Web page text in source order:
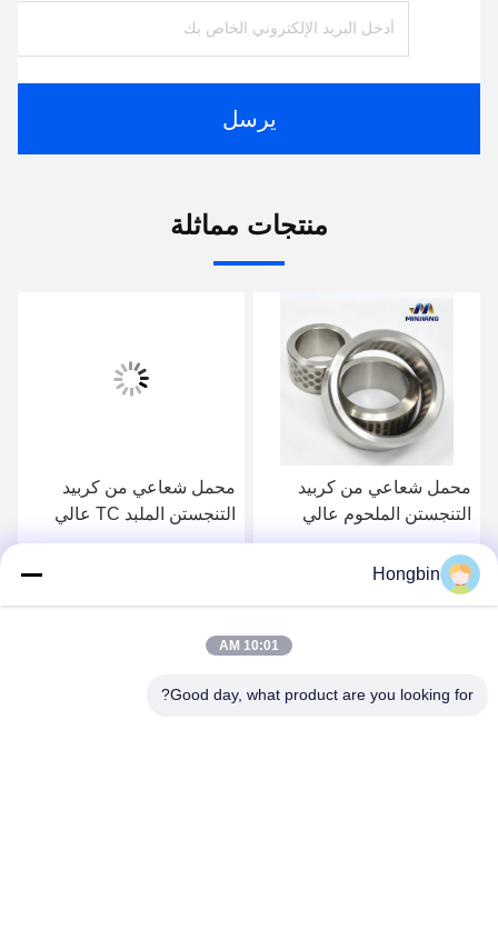
يرسل
منتجات مماثلة
محمل شعاعي من كربيد
التنجستن الملحوم عالي
المقاومة للتآكل - مخصص
لصناعة التعدين
محمل شعاعي من كربيد
التنجستن الملبد TC عالي
المقاومة للتآكل مخصص
Hongbin
10:01 AM
Good day, what product are you looking for?